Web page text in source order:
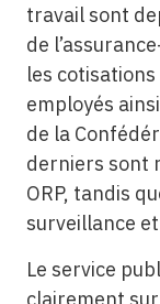
travail sont
de
les
employés
de la
derniers sont
ORP, tandis
surveillance
Le service
clairement